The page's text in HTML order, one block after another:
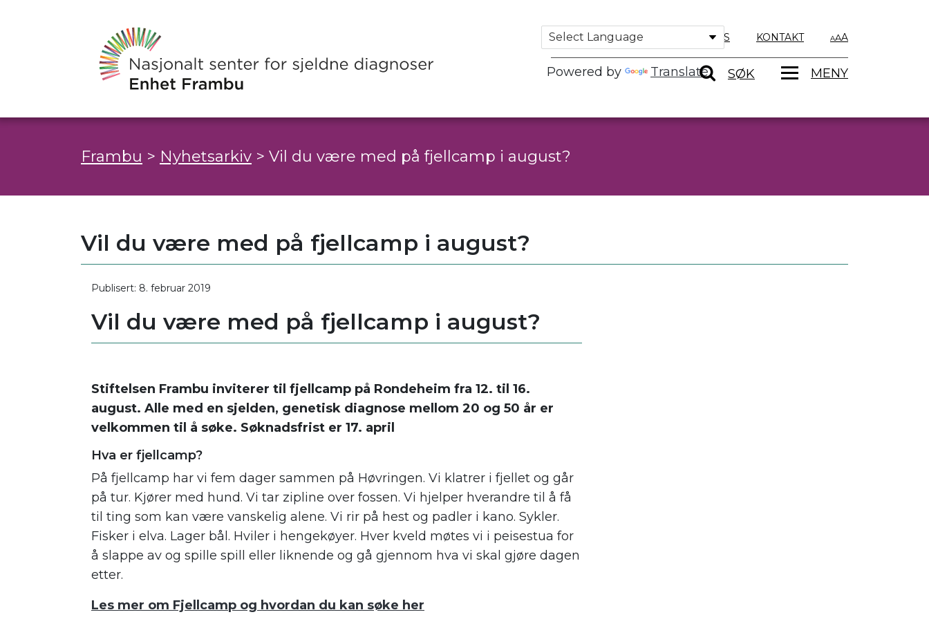
Powered by Translate
OM OSS KONTAKT A
SØK MENY
Frambu > Nyhetsarkiv > Vil du være med på fjellcamp i august?
Vil du være med på fjellcamp i august?
Publisert: 8. februar 2019
Vil du være med på fjellcamp i august?
Stiftelsen Frambu inviterer til fjellcamp på Rondeheim fra 12. til 16.
august. Alle med en sjelden, genetisk diagnose mellom 20 og 50 år er
velkommen til å søke. Søknadsfrist er 17. april
Hva er fjellcamp?
På fjellcamp har vi fem dager sammen på Høvringen. Vi klatrer i fjellet og går
på tur. Kjører med hund. Vi tar zipline over fossen. Vi hjelper hverandre til å få
til ting som kan være vanskelig alene. Vi rir på hest og padler i kano. Sykler.
Fisker i elva. Lager bål. Hviler i hengekøyer. Hver kveld møtes vi i peisestua for
å slappe av og spille spill eller liknende og gå gjennom hva vi skal gjøre dagen
etter.
Les mer om Fjellcamp og hvordan du kan søke her